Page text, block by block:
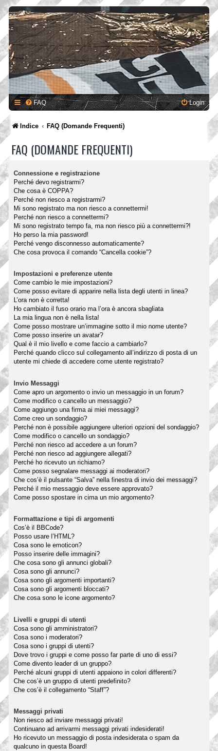
FAQ Login
Indice FAQ (Domande Frequenti)
FAQ (DOMANDE FREQUENTI)
Connessione e registrazione
Perché devo registrarmi?
Che cosa è COPPA?
Perché non riesco a registrarmi?
Mi sono registrato ma non riesco a connettermi!
Perché non riesco a connettermi?
Mi sono registrato tempo fa, ma non riesco più a connettermi?!
Ho perso la mia password!
Perché vengo disconnesso automaticamente?
Che cosa provoca il comando “Cancella cookie”?
Impostazioni e preferenze utente
Come cambio le mie impostazioni?
Come posso evitare di apparire nella lista degli utenti in linea?
L’ora non è corretta!
Ho cambiato il fuso orario ma l’ora è ancora sbagliata
La mia lingua non è nella lista!
Come posso mostrare un’immagine sotto il mio nome utente?
Come posso inserire un avatar?
Qual è il mio livello e come faccio a cambiarlo?
Perché quando clicco sul collegamento all’indirizzo di posta di un
utente mi chiede di accedere come utente registrato?
Invio Messaggi
Come apro un argomento o invio un messaggio in un forum?
Come modifico o cancello un messaggio?
Come aggiungo una firma ai miei messaggi?
Come creo un sondaggio?
Perché non è possibile aggiungere ulteriori opzioni del sondaggio?
Come modifico o cancello un sondaggio?
Perché non riesco ad accedere a un forum?
Perché non riesco ad aggiungere allegati?
Perché ho ricevuto un richiamo?
Come posso segnalare messaggi ai moderatori?
Che cos’è il pulsante “Salva” nella finestra di invio dei messaggi?
Perché il mio messaggio deve essere approvato?
Come posso spostare in cima un mio argomento?
Formattazione e tipi di argomenti
Cos’è il BBCode?
Posso usare l’HTML?
Cosa sono le emoticon?
Posso inserire delle immagini?
Che cosa sono gli annunci globali?
Cosa sono gli annunci?
Cosa sono gli argomenti importanti?
Cosa sono gli argomenti bloccati?
Che cosa sono le icone argomento?
Livelli e gruppi di utenti
Cosa sono gli amministratori?
Cosa sono i moderatori?
Cosa sono i gruppi di utenti?
Dove trovo i gruppi e come posso far parte di uno di essi?
Come divento leader di un gruppo?
Perché alcuni gruppi di utenti appaiono in colori differenti?
Che cos’è un gruppo di utenti predefinito?
Che cos’è il collegamento “Staff”?
Messaggi privati
Non riesco ad inviare messaggi privati!
Continuano ad arrivarmi messaggi privati indesiderati!
Ho ricevuto un messaggio di posta indesiderata o spam da
qualcuno in questa Board!